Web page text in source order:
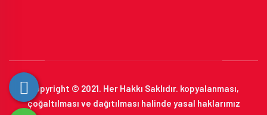
Copyright © 2021. Her Hakkı Saklıdır. kopyalanması,
çoğaltılması ve dağıtılması halinde yasal haklarımız